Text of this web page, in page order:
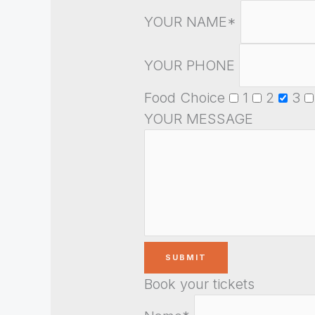
YOUR NAME*
YOUR PHONE
Food Choice
1 2 3
YOUR MESSAGE
Book your tickets